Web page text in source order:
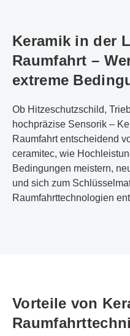
Keramik in der
Raumfahrt –
extreme
Ob Hitzeschutzschild,
hochpräzise Sensorik –
Raumfahrt entscheidend
ceramitec, wie
Bedingungen meistern,
und sich zum
Raumfahrttechnologien
Vorteile von